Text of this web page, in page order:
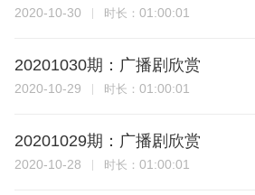
2020-10-30 时长： 01:00:01
20201030期：广播剧欣赏
2020-10-29 时长： 01:00:01
20201029期：广播剧欣赏
2020-10-28 时长： 01:00:01